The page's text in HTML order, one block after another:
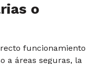
o
funcionamiento
a áreas seguras, la